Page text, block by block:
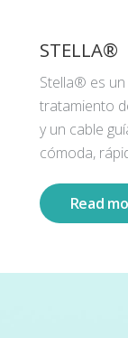
STELLA®
Stella® es
tratamiento
y un cable
cómoda,
Read